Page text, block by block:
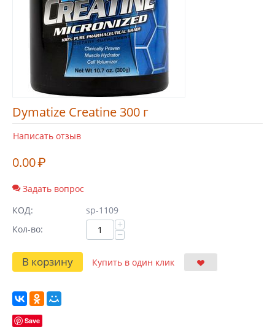
Dymatize Creatine 300 г
Написать отзыв
0.00₽
Задать вопрос
КОД:
sp-1109
Кол-во:
+
−
В корзину Купить в один клик
Save